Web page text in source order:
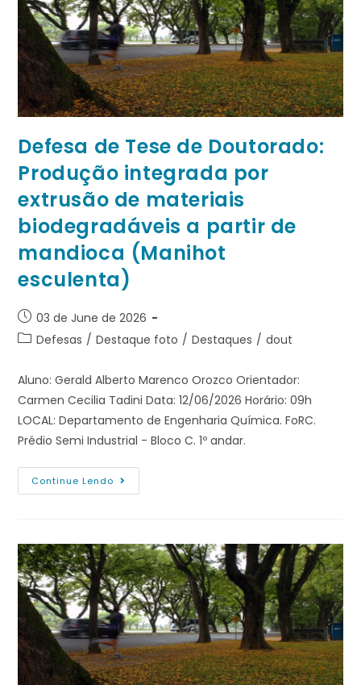
Defesa de Tese de Doutorado:
Produção integrada por
extrusão de materiais
biodegradáveis a partir de
mandioca (Manihot
esculenta)
03 de June de 2026
Defesas / Destaque foto / Destaques / dout
Aluno: Gerald Alberto Marenco Orozco Orientador:
Carmen Cecilia Tadini Data: 12/06/2026 Horário: 09h
LOCAL: Departamento de Engenharia Química. FoRC.
Prédio Semi Industrial - Bloco C. 1º andar.
Continue Lendo